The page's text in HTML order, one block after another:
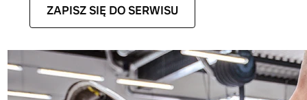
ZAPISZ SIĘ DO SERWISU